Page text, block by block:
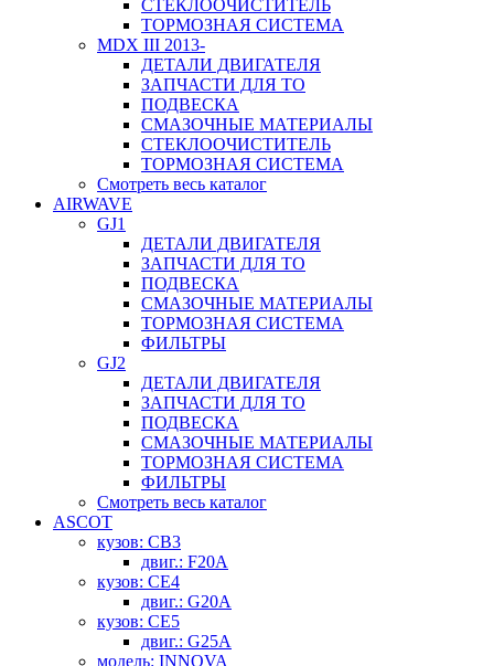
СТЕКЛООЧИСТИТЕЛЬ
ТОРМОЗНАЯ СИСТЕМА
MDX III 2013-
ДЕТАЛИ ДВИГАТЕЛЯ
ЗАПЧАСТИ ДЛЯ ТО
ПОДВЕСКА
СМАЗОЧНЫЕ МАТЕРИАЛЫ
СТЕКЛООЧИСТИТЕЛЬ
ТОРМОЗНАЯ СИСТЕМА
Смотреть весь каталог
AIRWAVE
GJ1
ДЕТАЛИ ДВИГАТЕЛЯ
ЗАПЧАСТИ ДЛЯ ТО
ПОДВЕСКА
СМАЗОЧНЫЕ МАТЕРИАЛЫ
ТОРМОЗНАЯ СИСТЕМА
ФИЛЬТРЫ
GJ2
ДЕТАЛИ ДВИГАТЕЛЯ
ЗАПЧАСТИ ДЛЯ ТО
ПОДВЕСКА
СМАЗОЧНЫЕ МАТЕРИАЛЫ
ТОРМОЗНАЯ СИСТЕМА
ФИЛЬТРЫ
Смотреть весь каталог
ASCOT
кузов: CB3
двиг.: F20A
кузов: CE4
двиг.: G20A
кузов: CE5
двиг.: G25A
модель: INNOVA